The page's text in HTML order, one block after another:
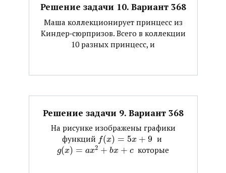
Решение задачи 10. Вариант 368
Маша коллекционирует принцесс из
Киндер‐сюрпризов. Всего в коллекции
10 разных принцесс, и
Решение задачи 9. Вариант 368
На рисунке изображены графики
функций ​ f(x) = 5x + 9 ​ и ​
g(x) = ax2 + bx + c ​ которые